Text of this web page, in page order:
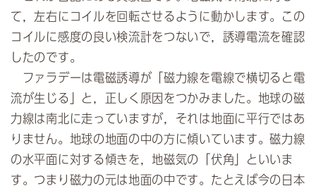
て，左右にコイルを回転させるように動かします。この
コイルに感度の良い検流計をつないで，誘導電流を確認
したのです。
ファラデーは電磁誘導が「磁力線を電線で横切ると電
流が生じる」と，正しく原因をつかみました。地球の磁
力線は南北に走っていますが，それは地面に平行ではあ
りません。地球の地面の中の方に傾いています。磁力線
の水平面に対する傾きを，地磁気の「伏角」といいま
す。つまり磁力の元は地面の中です。たとえば今の日本